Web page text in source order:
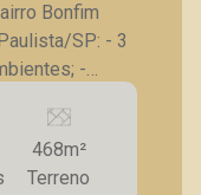
Bonfim
SP: - 3
e banheiro
-
com
468m²
Terreno